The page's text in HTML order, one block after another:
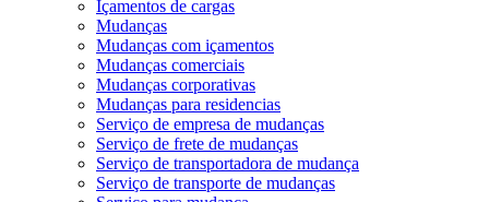
Içamentos de cargas
Mudanças
Mudanças com içamentos
Mudanças comerciais
Mudanças corporativas
Mudanças para residencias
Serviço de empresa de mudanças
Serviço de frete de mudanças
Serviço de transportadora de mudança
Serviço de transporte de mudanças